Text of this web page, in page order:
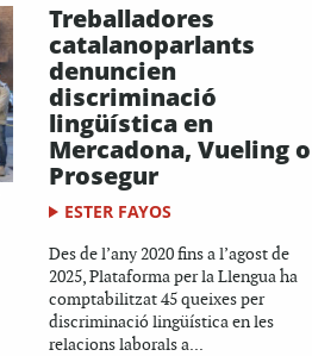
Treballadores
catalanoparlants
denuncien
discriminació
lingüística en
Mercadona, Vueling o
Prosegur
ESTER FAYOS
Des de l’any 2020 fins a l’agost de
2025, Plataforma per la Llengua ha
comptabilitzat 45 queixes per
discriminació lingüística en les
relacions laborals a...